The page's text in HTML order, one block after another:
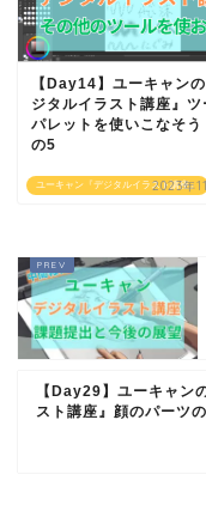
ユーキャン『デジタルイラスト講座』
【Day14】ユーキャン
ジタルイラスト講座』ツ
パレットを使いこなそう
の5
2023年
【Day29】ユーキャン
スト講座』顔のパーツ